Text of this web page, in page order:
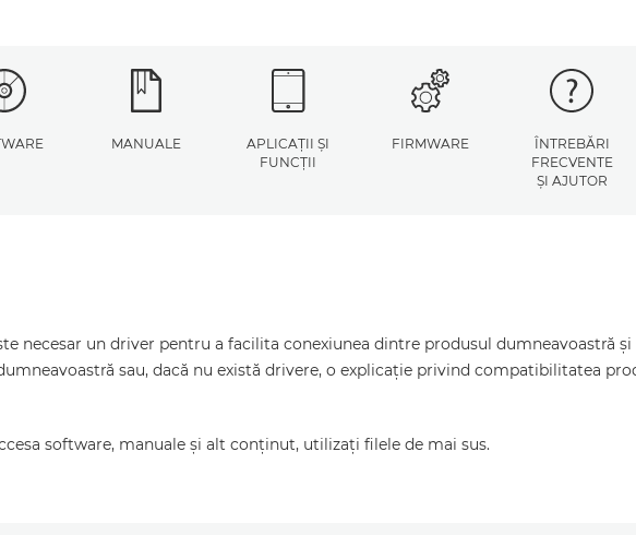
MANUALE
APLICAŢII ŞI
FUNCŢII
FIRMWARE
ÎNTREBĂRI
FRECVENTE
ŞI AJUTOR
necesar un driver pentru a facilita conexiunea dintre produsul dumneavoastră
sau, dacă nu există drivere, o explicaţie privind compatibilitatea
software, manuale şi alt conţinut, utilizaţi filele de mai sus.